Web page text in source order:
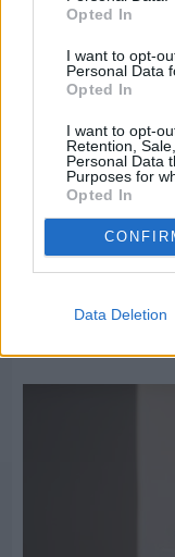
Opted In
I want to opt-
Personal Data
Opted In
I want to opt-
Retention,
Personal Data
Purposes for
Opted In
Data Deletion
Η Des Art